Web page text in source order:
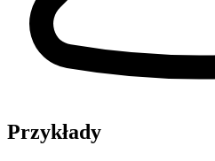
Przykłady